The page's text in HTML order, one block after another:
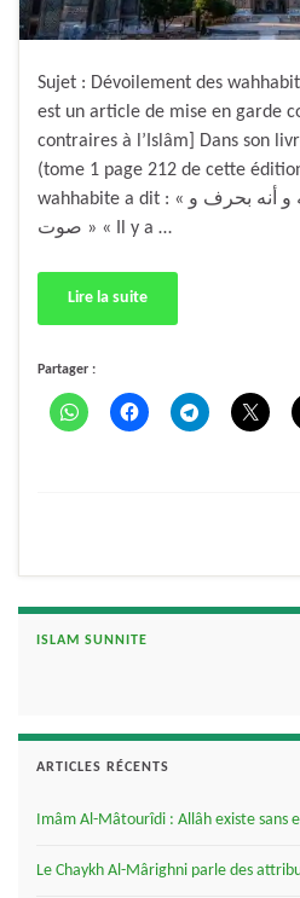
Sujet : Dévoilement des
est un article de mise en garde
contraires à l’Islâm] Dans son
(tome 1 page 212 de cette
wahhabite a dit : « في هذا إثبات القول لله و أنه بحرف و
صوت » « Il y a …
Lire la suite
Partager :
ISLAM SUNNITE
ARTICLES RÉCENTS
Imâm Al-Mâtourîdi : Allâh existe sans
Le Chaykh Al-Mârighni parle des